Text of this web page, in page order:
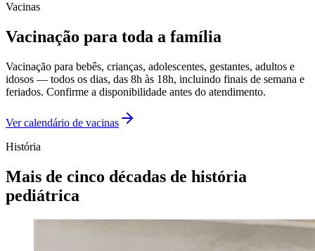
Vacinas
Vacinação para toda a família
Vacinação para bebês, crianças, adolescentes, gestantes, adultos e
idosos — todos os dias, das 8h às 18h, incluindo finais de semana e
feriados. Confirme a disponibilidade antes do atendimento.
Ver calendário de vacinas
História
Mais de cinco décadas de história
pediátrica